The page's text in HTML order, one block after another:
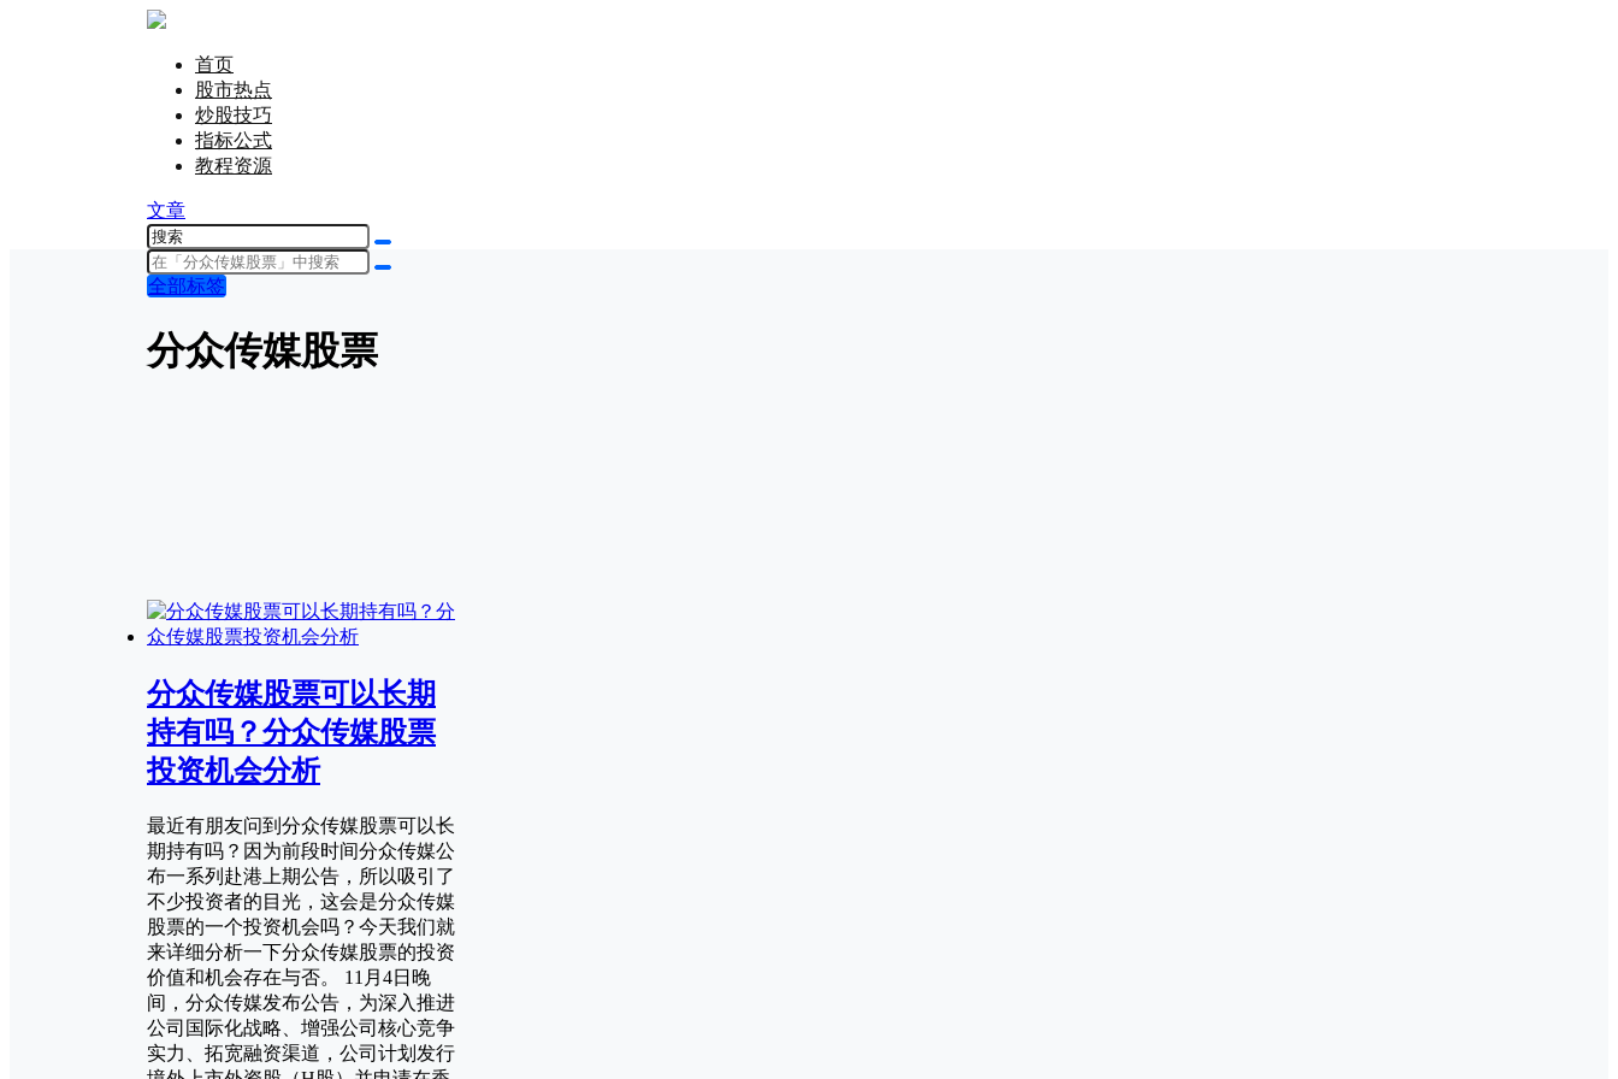
首页
股市热点
炒股技巧
指标公式
教程资源
文章
全部标签
分众传媒股票
分众传媒股票可以长期
持有吗？分众传媒股票
投资机会分析
最近有朋友问到分众传媒股票可以长
期持有吗？因为前段时间分众传媒公
布一系列赴港上期公告，所以吸引了
不少投资者的目光，这会是分众传媒
股票的一个投资机会吗？今天我们就
来详细分析一下分众传媒股票的投资
价值和机会存在与否。 11月4日晚
间，分众传媒发布公告，为深入推进
公司国际化战略、增强公司核心竞争
实力、拓宽融资渠道，公司计划发行